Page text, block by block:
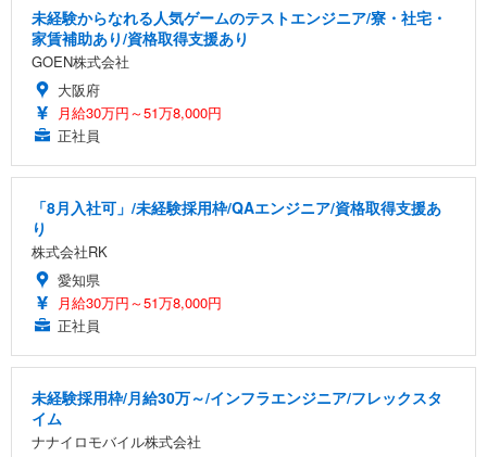
未経験からなれる人気ゲームのテストエンジニア/寮・社宅・
家賃補助あり/資格取得支援あり
GOEN株式会社
大阪府
月給30万円～51万8,000円
正社員
「8月入社可」/未経験採用枠/QAエンジニア/資格取得支援あ
り
株式会社RK
愛知県
月給30万円～51万8,000円
正社員
未経験採用枠/月給30万～/インフラエンジニア/フレックスタ
イム
ナナイロモバイル株式会社